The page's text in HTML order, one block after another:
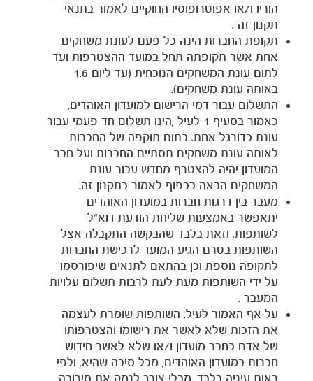
חנות
הוריו ו/או אפוטרופוסיו החוקיים לאמור בתנאי
תקנון זה .
תקופת החברות הינה כל פעם לעונת משחקים
אחת אשר תקופתה תחל במועד ההצטרפות ועד
לתום עונת המשחקים הנוכחית (עד ליום 1.6
באותה עונת משחקים).
התשלום עבור דמי הרישום למועדון האוהדים,
כאמור בסעיף 1 לעיל ,הינו תשלום חד פעמי עבור
עונת כדורגל אחת. בתום תוקפה של החברות
לאותה עונת משחקים תסתיים החברות ועל חבר
המועדון יהיה להצטרף מחדש עבור עונת
המשחקים הבאה בכפוף לאמור בתקנון זה.
מעבר בין דרגות חברות במועדון האוהדים
יתאפשר באמצעות שליחת הודעת דוא"ל
לשותפות, וזאת בלבד שהבקשה התקבלה אצל
השותפות בטרם הגיע המועד לרכישת החברות
לתקופה נוספת וכן בהתאם לתנאים שיפורסמו
על ידי השותפות מעת לעת לרבות תשלום עלויות
המעבר .
על אף האמור לעיל, השותפות שומרת לעצמה
את הזכות שלא לאשר את רישומו והצטרפותו
של אדם כחבר מועדון ו/או שלא לאשר חידוש
חברות במועדון האוהדים, מכל סיבה שהיא, ולפי
ראות עיניה בלבד, מבלי צורך לנמק את סירובה